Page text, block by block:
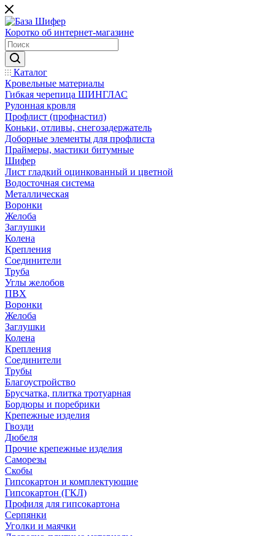
Коротко об интернет-магазине
Каталог
Кровельные материалы
Гибкая черепица ШИНГЛАС
Рулонная кровля
Профлист (профнастил)
Коньки, отливы, снегозадержатель
Доборные элементы для профлиста
Праймеры, мастики битумные
Шифер
Лист гладкий оцинкованный и цветной
Водосточная система
Металлическая
Воронки
Желоба
Заглушки
Колена
Крепления
Соединители
Труба
Углы желобов
ПВХ
Воронки
Желоба
Заглушки
Колена
Крепления
Соединители
Трубы
Благоустройство
Брусчатка, плитка тротуарная
Бордюры и поребрики
Крепежные изделия
Гвозди
Дюбеля
Прочие крепежные изделия
Саморезы
Скобы
Гипсокартон и комплектующие
Гипсокартон (ГКЛ)
Профиля для гипсокартона
Серпянки
Уголки и маячки